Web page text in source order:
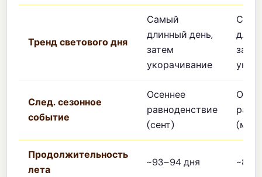
Тренд светового дня
Самый
длинный день,
затем
укорачивание
След. сезонное
событие
Осеннее
равноденствие
(сент)
Продолжительность
лета
~93–94 дня